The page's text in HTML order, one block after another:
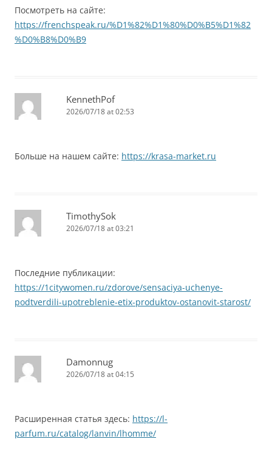
Посмотреть на сайте:
https://frenchspeak.ru/%D1%82%D1%80%D0%B5%D1%82
%D0%B8%D0%B9
KennethPof
2026/07/18 at 02:53
Больше на нашем сайте: https://krasa-market.ru
TimothySok
2026/07/18 at 03:21
Последние публикации:
https://1citywomen.ru/zdorove/sensaciya-uchenye-
podtverdili-upotreblenie-etix-produktov-ostanovit-starost/
Damonnug
2026/07/18 at 04:15
Расширенная статья здесь: https://l-
parfum.ru/catalog/lanvin/lhomme/